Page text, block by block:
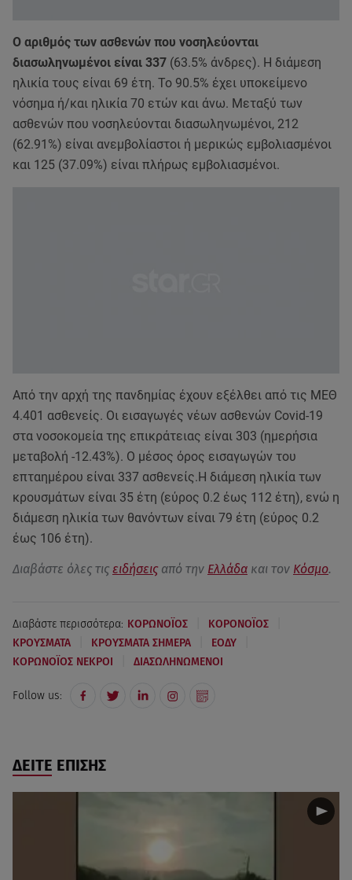
Ο αριθμός των ασθενών που νοσηλεύονται
διασωληνωμένοι είναι 337 (63.5% άνδρες). Η διάμεση
ηλικία τους είναι 69 έτη. To 90.5% έχει υποκείμενο
νόσημα ή/και ηλικία 70 ετών και άνω. Μεταξύ των
ασθενών που νοσηλεύονται διασωληνωμένοι, 212
(62.91%) είναι ανεμβολίαστοι ή μερικώς εμβολιασμένοι
και 125 (37.09%) είναι πλήρως εμβολιασμένοι.
Από την αρχή της πανδημίας έχουν εξέλθει από τις ΜΕΘ
4.401 ασθενείς. Οι εισαγωγές νέων ασθενών Covid-19
στα νοσοκομεία της επικράτειας είναι 303 (ημερήσια
μεταβολή -12.43%). Ο μέσος όρος εισαγωγών του
επταημέρου είναι 337 ασθενείς.Η διάμεση ηλικία των
κρουσμάτων είναι 35 έτη (εύρος 0.2 έως 112 έτη), ενώ η
διάμεση ηλικία των θανόντων είναι 79 έτη (εύρος 0.2
έως 106 έτη).
Διαβάστε όλες τις ειδήσεις από την Ελλάδα και τον Κόσμο.
Διαβάστε περισσότερα: ΚΟΡΩΝΟΪΟΣ ΚΟΡΟΝΟΪΟΣ
ΚΡΟΥΣΜΑΤΑ ΚΡΟΥΣΜΑΤΑ ΣΗΜΕΡΑ ΕΟΔΥ
ΚΟΡΩΝΟΪΟΣ ΝΕΚΡΟΙ ΔΙΑΣΩΛΗΝΩΜΕΝΟΙ
Follow us:
ΔΕΙΤΕ ΕΠΙΣΗΣ